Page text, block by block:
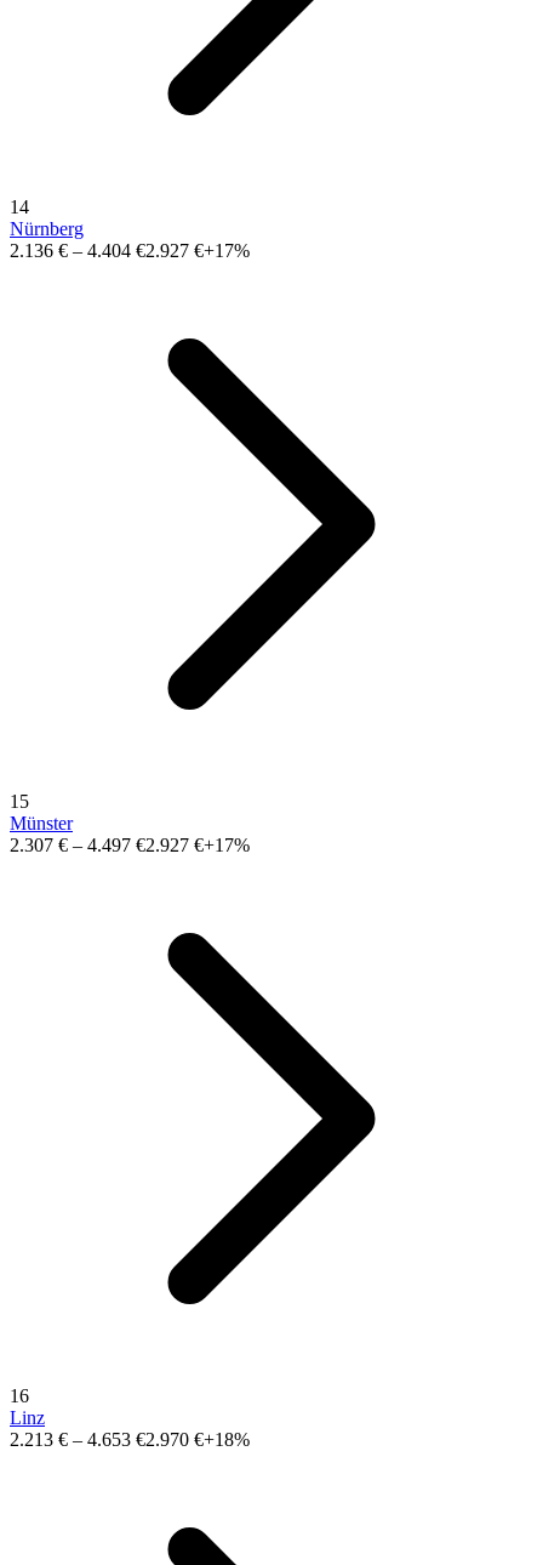
14
Nürnberg
2.136 € – 4.404 €2.927 €+17%
15
Münster
2.307 € – 4.497 €2.927 €+17%
16
Linz
2.213 € – 4.653 €2.970 €+18%